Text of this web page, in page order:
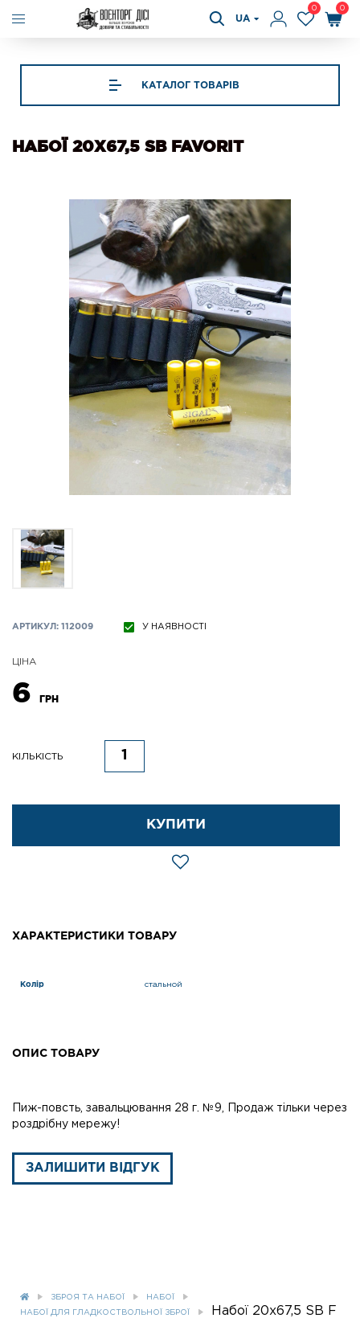
UA
0 0
КАТАЛОГ ТОВАРІВ
НАБОЇ 20X67,5 SB FAVORIT
АРТИКУЛ: 112009 У НАЯВНОСТІ
ЦІНА
6 ГРН
КІЛЬКІСТЬ
КУПИТИ
ХАРАКТЕРИСТИКИ ТОВАРУ
Колір стальной
ОПИС ТОВАРУ
Пиж-повсть, завальцювання 28 г. №9, Продаж тільки через
роздрібну мережу!
ЗАЛИШИТИ ВІДГУК
ЗБРОЯ ТА НАБОЇ НАБОЇ
НАБОЇ ДЛЯ ГЛАДКОСТВОЛЬНОЇ ЗБРОЇ
Набої 20x67,5 SB F